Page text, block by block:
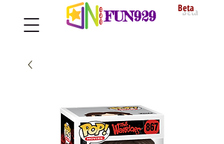
FUN929 Beta